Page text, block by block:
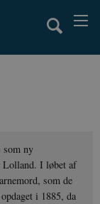
som ny
Lolland. I løbet af
som de
i 1885, da